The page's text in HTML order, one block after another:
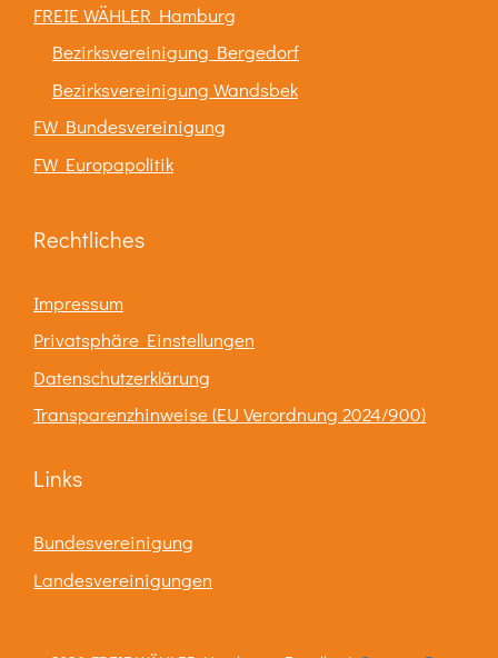
FREIE WÄHLER Hamburg
Bezirksvereinigung Bergedorf
Bezirksvereinigung Wandsbek
FW Bundesvereinigung
FW Europapolitik
Rechtliches
Impressum
Privatsphäre Einstellungen
Datenschutzerklärung
Transparenzhinweise (EU Verordnung 2024/900)
Links
Bundesvereinigung
Landesvereinigungen